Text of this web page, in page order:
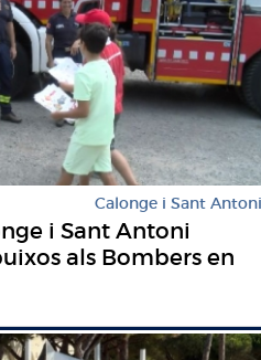
Calonge i Sant Antoni
i Sant Antoni
als Bombers en